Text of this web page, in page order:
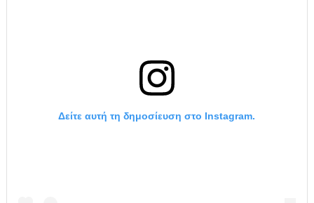
Δείτε αυτή τη δημοσίευση στο Instagram.